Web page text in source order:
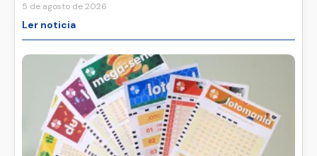
5 de agosto de 2026
Ler noticia